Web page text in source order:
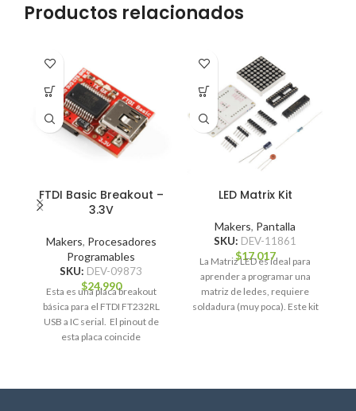
Productos relacionados
FTDI Basic Breakout –
3.3V
Makers, Procesadores
Programables
SKU: DEV-09873
$24.990
Esta es una placa breakout
básica para el FTDI FT232RL
USB a IC serial. El pinout de
esta placa coincide
LED Matrix Kit
Makers, Pantalla
SKU: DEV-11861
$17.017
La Matriz LED es ideal para
aprender a programar una
matriz de ledes, requiere
soldadura (muy poca). Este kit